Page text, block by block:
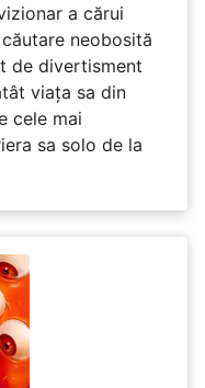
a cărui
neobosită
de divertisment
viața sa din
cele mai
sa solo de la